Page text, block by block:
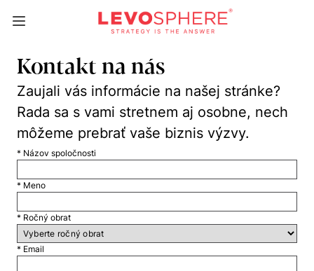
Kontakt na nás
Zaujali vás informácie na našej stránke?
Rada sa s vami stretnem aj osobne, nech
môžeme prebrať vaše biznis výzvy.
* Názov spoločnosti
* Meno
* Ročný obrat
* Email